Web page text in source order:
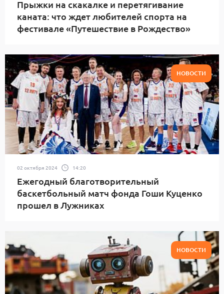
Прыжки на скакалке и перетягивание
каната: что ждет любителей спорта на
фестивале «Путешествие в Рождество»
НОВОСТИ
02 октября 2024 14:20
Ежегодный благотворительный
баскетбольный матч фонда Гоши Куценко
прошел в Лужниках
НОВОСТИ